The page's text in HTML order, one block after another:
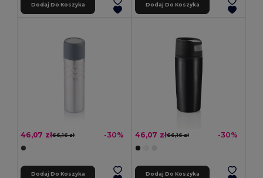
Dodaj Do Koszyka Dodaj Do Koszyka
46,07 zł66,16 zł -30%
Dodaj Do Koszyka
46,07 zł66,16 zł -30%
Dodaj Do Koszyka